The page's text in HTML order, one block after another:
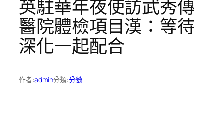
英駐華年夜使訪武秀傳
醫院體檢項目漢：等待
深化一起配合
作者:admin分類:分數